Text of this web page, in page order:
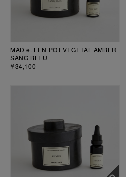
MAD et LEN POT VEGETAL AMBER
SANG BLEU
￥34,100